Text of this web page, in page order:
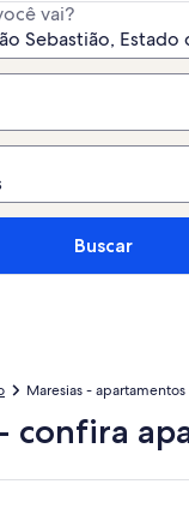
vai?
Sebastião, Estado
Buscar
Maresias - apartamentos
confira
Luxuosa